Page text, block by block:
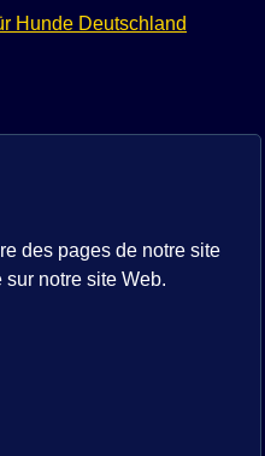
des pages de notre site
notre site Web.